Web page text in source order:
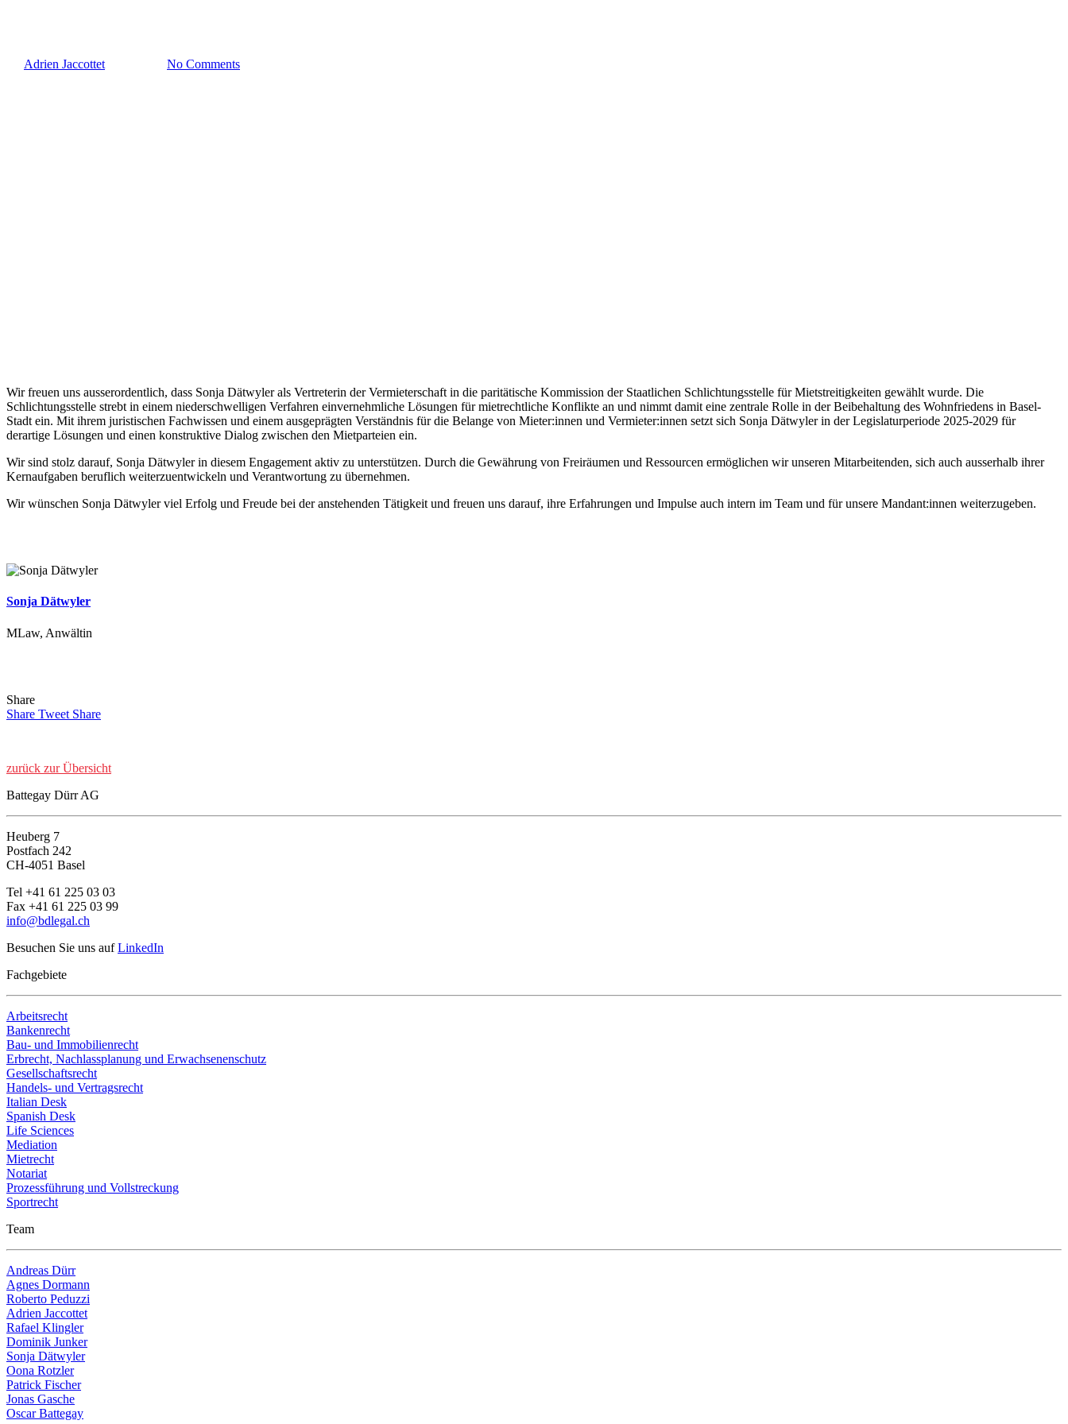
Adrien Jaccottet No Comments
Wir freuen uns ausserordentlich, dass Sonja Dätwyler als Vertreterin der Vermieterschaft in die paritätische Kommission der Staatlichen Schlichtungsstelle für Mietstreitigkeiten gewählt wurde. Die
Schlichtungsstelle strebt in einem niederschwelligen Verfahren einvernehmliche Lösungen für mietrechtliche Konflikte an und nimmt damit eine zentrale Rolle in der Beibehaltung des Wohnfriedens in Basel-
Stadt ein. Mit ihrem juristischen Fachwissen und einem ausgeprägten Verständnis für die Belange von Mieter:innen und Vermieter:innen setzt sich Sonja Dätwyler in der Legislaturperiode 2025-2029 für
derartige Lösungen und einen konstruktive Dialog zwischen den Mietparteien ein.
Wir sind stolz darauf, Sonja Dätwyler in diesem Engagement aktiv zu unterstützen. Durch die Gewährung von Freiräumen und Ressourcen ermöglichen wir unseren Mitarbeitenden, sich auch ausserhalb ihrer
Kernaufgaben beruflich weiterzuentwickeln und Verantwortung zu übernehmen.
Wir wünschen Sonja Dätwyler viel Erfolg und Freude bei der anstehenden Tätigkeit und freuen uns darauf, ihre Erfahrungen und Impulse auch intern im Team und für unsere Mandant:innen weiterzugeben.
Sonja Dätwyler
MLaw, Anwältin
Share
Share Tweet Share
zurück zur Übersicht
Battegay Dürr AG
Heuberg 7
Postfach 242
CH-4051 Basel
Tel +41 61 225 03 03
Fax +41 61 225 03 99
info@bdlegal.ch
Besuchen Sie uns aufLinkedIn
Fachgebiete
Arbeitsrecht
Bankenrecht
Bau- und Immobilienrecht
Erbrecht, Nachlassplanung und Erwachsenenschutz
Gesellschaftsrecht
Handels- und Vertragsrecht
Italian Desk
Spanish Desk
Life Sciences
Mediation
Mietrecht
Notariat
Prozessführung und Vollstreckung
Sportrecht
Team
Andreas Dürr
Agnes Dormann
Roberto Peduzzi
Adrien Jaccottet
Rafael Klingler
Dominik Junker
Sonja Dätwyler
Oona Rotzler
Patrick Fischer
Jonas Gasche
Oscar Battegay